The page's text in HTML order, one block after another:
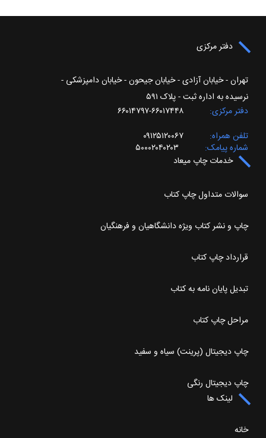
دفتر مرکزی
تهران - خیابان آزادی - خیابان جیحون - خیابان دامپزشکی -
نرسیده به اداره ثبت - پلاک ۵۹۱
دفتر مرکزی
۶۶۰۱۷۴۴۸-۶۶۰۱۴۷۹۷
تلفن همراه
۰۹۱۲۵۱۲۰۰۶۷
شماره پیامک
۵۰۰۰۲۰۴۰۲۰۳
خدمات چاپ میعاد
سوالات متداول چاپ کتاب
چاپ و نشر کتاب ویژه دانشگاهیان و فرهنگیان
قرارداد چاپ کتاب
تبدیل پایان نامه به کتاب
مراحل چاپ کتاب
چاپ دیجیتال (پرینت) سیاه و سفید
چاپ دیجیتال رنگی
لینک ها
خانه